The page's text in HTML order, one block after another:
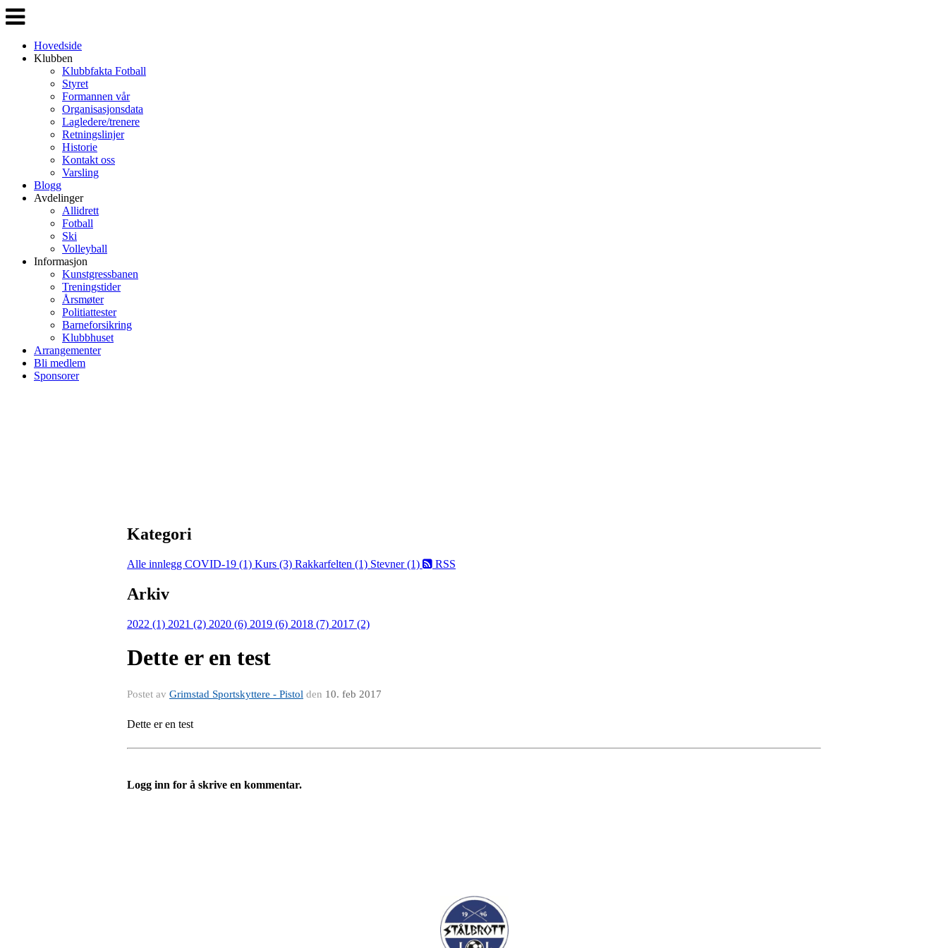
Veksle
navigasjon
Hovedside
Klubben
Klubbfakta Fotball
Styret
Formannen vår
Organisasjonsdata
Lagledere/trenere
Retningslinjer
Historie
Kontakt oss
Varsling
Blogg
Avdelinger
Allidrett
Fotball
Ski
Volleyball
Informasjon
Kunstgressbanen
Treningstider
Årsmøter
Politiattester
Barneforsikring
Klubbhuset
Arrangementer
Bli medlem
Sponsorer
Kategori
Alle innlegg COVID-19 (1) Kurs (3) Rakkarfelten (1) Stevner (1) RSS
Arkiv
2022 (1) 2021 (2) 2020 (6) 2019 (6) 2018 (7) 2017 (2)
Dette er en test
Postet av Grimstad Sportskyttere - Pistol den 10. feb 2017
Dette er en test
Logg inn for å skrive en kommentar.